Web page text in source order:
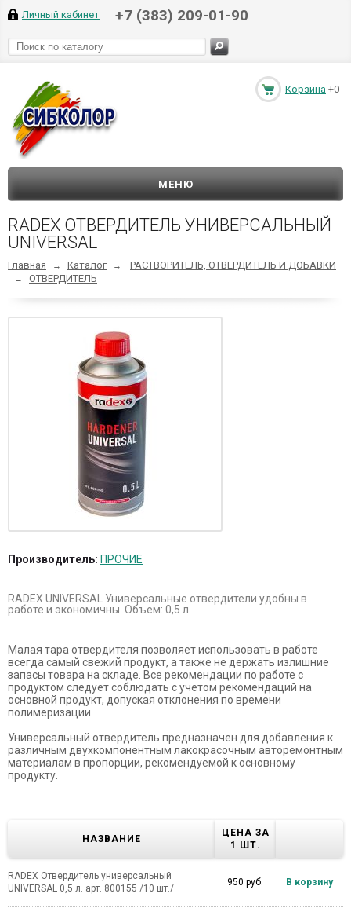
Личный кабинет +7 (383) 209-01-90
Корзина +0
МЕНЮ
RADEX ОТВЕРДИТЕЛЬ УНИВЕРСАЛЬНЫЙ
UNIVERSAL
Главная → Каталог → РАСТВОРИТЕЛЬ, ОТВЕРДИТЕЛЬ И ДОБАВКИ
→ ОТВЕРДИТЕЛЬ
Производитель: ПРОЧИЕ
RADEX UNIVERSAL Универсальные отвердители удобны в
работе и экономичны. Объем: 0,5 л.
Малая тара отвердителя позволяет использовать в работе
всегда самый свежий продукт, а также не держать излишние
запасы товара на складе. Все рекомендации по работе с
продуктом следует соблюдать с учетом рекомендаций на
основной продукт, допуская отклонения по времени
полимеризации.
Универсальный отвердитель предназначен для добавления к
различным двухкомпонентным лакокрасочным авторемонтным
материалам в пропорции, рекомендуемой к основному
продукту.
НАЗВАНИЕ
ЦЕНА ЗА
1 ШТ.
RADEX Отвердитель универсальный
UNIVERSAL 0,5 л. арт. 800155 /10 шт./
950 руб. В корзину